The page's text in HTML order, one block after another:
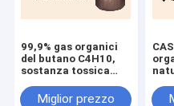
99,9% gas organici
del butano C4H10,
sostanza tossica
petrolio
Miglior prezzo
alti